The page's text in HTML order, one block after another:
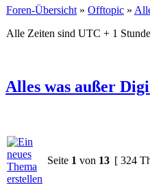
Foren-Übersicht » Offtopic »
Alle Zeiten sind UTC + 1
Alles was außer
Seite 1 von 13 [ 324